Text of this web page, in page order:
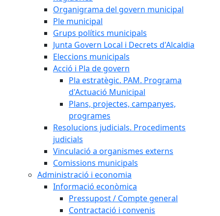
Organigrama del govern municipal
Ple municipal
Grups polítics municipals
Junta Govern Local i Decrets d'Alcaldia
Eleccions municipals
Acció i Pla de govern
Pla estratègic. PAM. Programa
d'Actuació Municipal
Plans, projectes, campanyes,
programes
Resolucions judicials. Procediments
judicials
Vinculació a organismes externs
Comissions municipals
Administració i economia
Informació econòmica
Pressupost / Compte general
Contractació i convenis